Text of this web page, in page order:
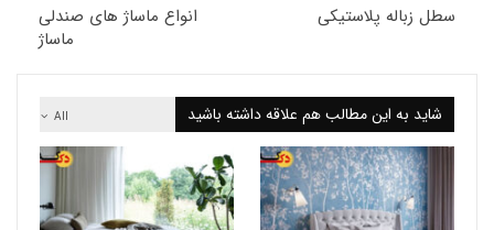
پلاستیکی
انواع ماساژ های صندلی
به این مطالب هم علاقه داشته باشید